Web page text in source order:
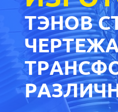
ТЭНОВ